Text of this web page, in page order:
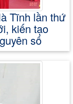
Tĩnh lần thứ
kiến tạo
số